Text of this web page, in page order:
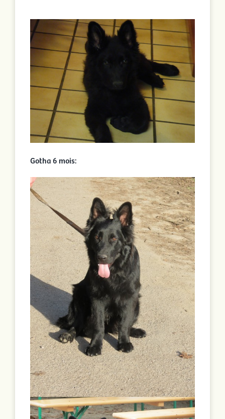
Gotha 6 mois: